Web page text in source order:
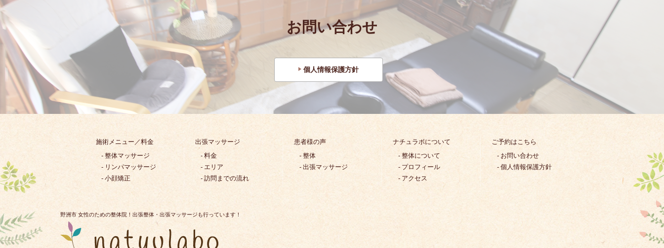
お問い合わせ
個人情報保護方針
施術メニュー／料金
整体マッサージ
リンパマッサージ
小顔矯正
出張マッサージ
料金
エリア
訪問までの流れ
患者様の声
整体
出張マッサージ
ナチュラボについて
整体について
プロフィール
アクセス
ご予約はこちら
お問い合わせ
個人情報保護方針
野洲市 女性のための整体院！出張整体・出張マッサージも行っています！